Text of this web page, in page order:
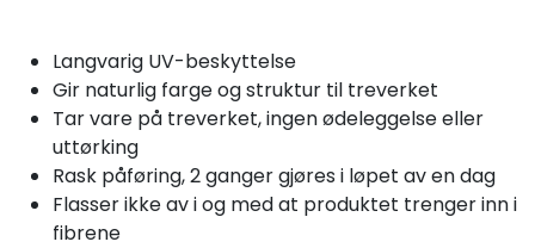
Langvarig UV-beskyttelse
Gir naturlig farge og struktur til treverket
Tar vare på treverket, ingen ødeleggelse eller
uttørking
Rask påføring, 2 ganger gjøres i løpet av en dag
Flasser ikke av i og med at produktet trenger inn i
fibrene